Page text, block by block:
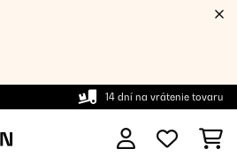
14 dní na vrátenie tovaru